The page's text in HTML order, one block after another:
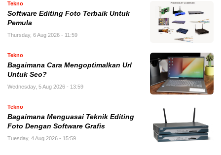
Tekno
Software Editing Foto Terbaik Untuk
Pemula
Thursday, 6 Aug 2026 - 11:59
Tekno
Bagaimana Cara Mengoptimalkan Url
Untuk Seo?
Wednesday, 5 Aug 2026 - 13:59
Tekno
Bagaimana Menguasai Teknik Editing
Foto Dengan Software Grafis
Tuesday, 4 Aug 2026 - 15:59